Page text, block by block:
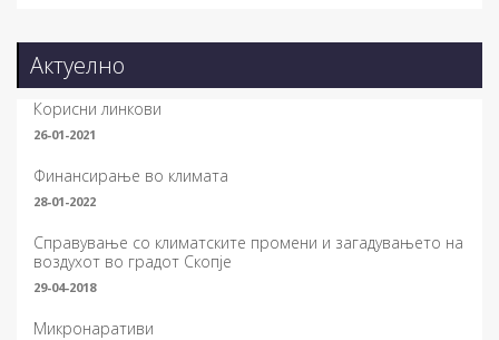
Актуелно
Корисни линкови
26-01-2021
Финансирање во климата
28-01-2022
Справување со климатските промени и загадувањето на
воздухот во градот Скопје
29-04-2018
Микронаративи